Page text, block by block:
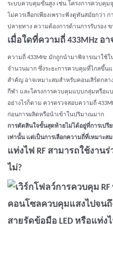
ระบบควบคุมขั้นสูง เช่น โครงการควบคุม
ไม่ควรเลือกเพียงเพราะฟังดูทันสมัยกว่า
ปลายทาง ความต้องการด้านการรับรอง
เมื่อใดที่ความถี่ 433MHz อ
ความถี่ 433MHz มักถูกนำมาพิจารณาใช้
จำนวนมาก ซึ่งระยะการควบคุมที่ไกลขึ้น
สำคัญ อาจเหมาะสมสำหรับคอนเสิร์ตกล
กีฬา และโครงการควบคุมแบบกลุ่มหรือแ
อย่างไรก็ตาม ควรตรวจสอบความถี่
ก่อนการผลิตหรือนำเข้าในปริมาณมาก
การตัดสินใจขั้นสุดท้ายไม่ได้อยู่ที่การเปรีย
เท่านั้น แต่เป็นการเลือกความถี่ที่เหมาะส
แท่งไฟ RF สามารถใช้งาน
ไม่?